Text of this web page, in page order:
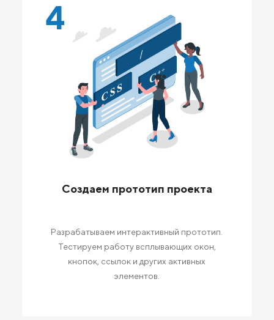
4
Создаем прототип проекта
Разрабатываем интерактивный прототип.
Тестируем работу всплывающих окон,
кнопок, ссылок и других активных
элементов.